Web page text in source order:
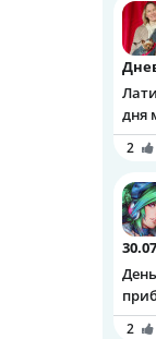
дня
2
2